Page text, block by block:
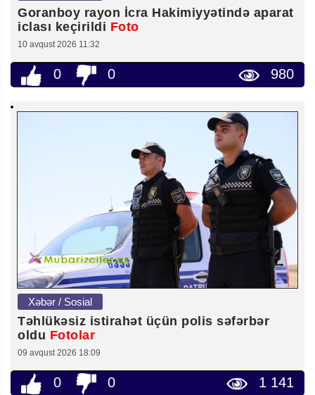
Goranboy rayon İcra Hakimiyyətində aparat
iclası keçirildi Foto
10 avqust 2026 11:32
0 0 980
Xəbər / Sosial
Təhlükəsiz istirahət üçün polis səfərbər
oldu Fotolar
09 avqust 2026 18:09
0 0 1 141